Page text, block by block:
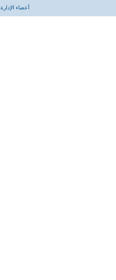
أعضاء الإدارة